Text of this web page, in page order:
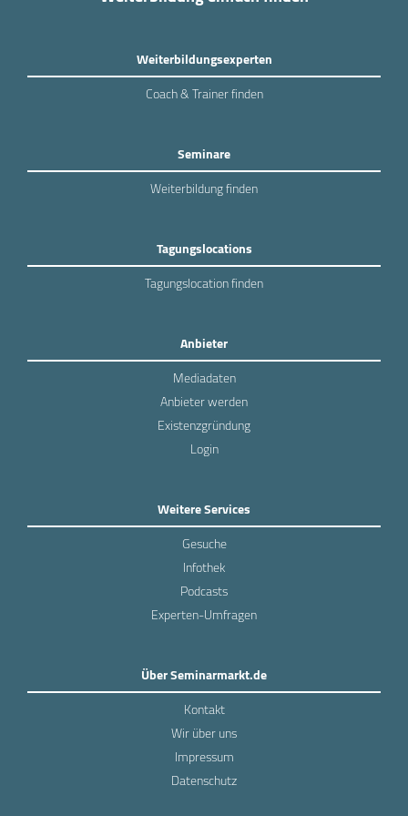
Weiterbildungsexperten
Coach & Trainer finden
Seminare
Weiterbildung finden
Tagungslocations
Tagungslocation finden
Anbieter
Mediadaten
Anbieter werden
Existenzgründung
Login
Weitere Services
Gesuche
Infothek
Podcasts
Experten-Umfragen
Über Seminarmarkt.de
Kontakt
Wir über uns
Impressum
Datenschutz